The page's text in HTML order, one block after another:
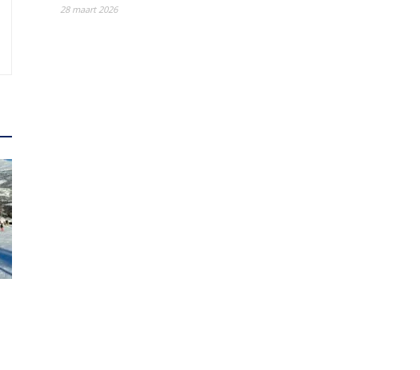
28 maart 2026